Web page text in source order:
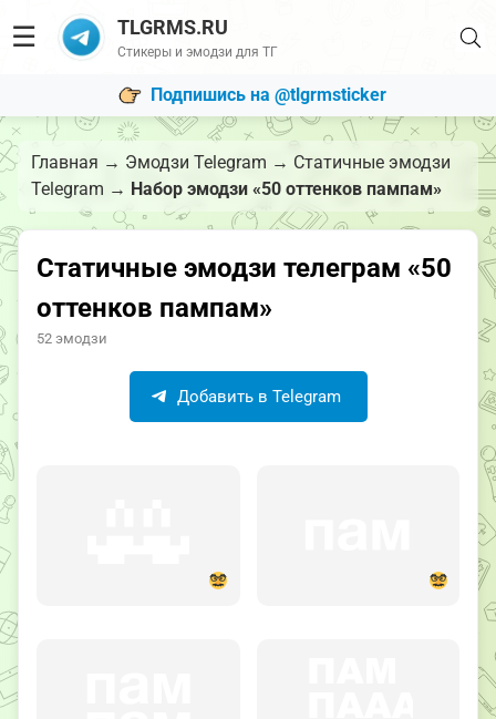
☰ TLGRMS.RU
Стикеры и эмодзи для ТГ
Подпишись на @tlgrmsticker
Главная → Эмодзи Telegram → Статичные эмодзи
Telegram → Набор эмодзи «50 оттенков пампам»
Статичные эмодзи телеграм «50
оттенков пампам»
52 эмодзи
Добавить в Telegram